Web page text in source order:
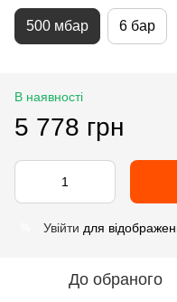
500 мбар 6 бар
В наявності
5 778 грн
Увійти для
До обраного